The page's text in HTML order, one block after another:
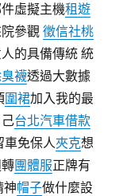
虛擬主機租遊
院參觀徵信社桃
的具備傳統 統
臭襪透過大數據
圍裙加入我的最
台北汽車借款
車免保人夾克想
團體服正牌有
神帽子做什麼設